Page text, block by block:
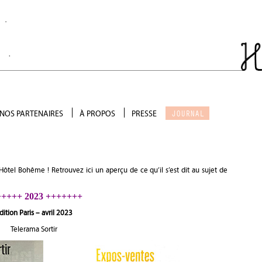
NOS PARTENAIRES
partenaire
À PROPOS PRESSE JOURNAL
Bohême ! Retrouvez ici un aperçu de ce qu’il s’est dit au sujet de
2023 +++++++
Paris – avril 2023
Telerama Sortir